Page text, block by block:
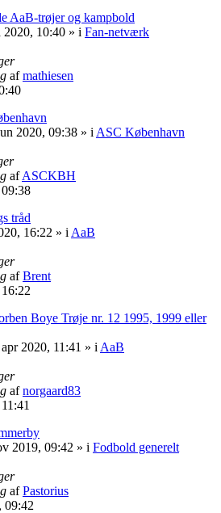
AaB-trøjer og kampbold
2020, 10:40 » i Fan-netværk
afmathiesen
2020, 09:38 » i ASC København
afASCKBH
tråd
16:22 » i AaB
afBrent
Boye Trøje nr. 12 1995, 1999 eller
2020, 11:41 » i AaB
afnorgaard83
2019, 09:42 » i Fodbold generelt
afPastorius
09:42